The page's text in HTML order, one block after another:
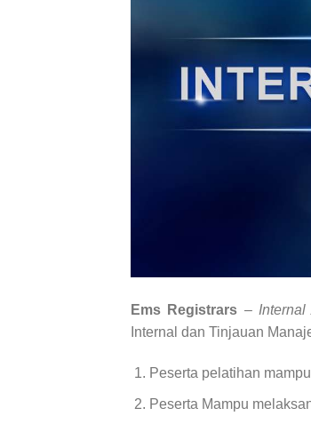
Ems Registrars –
Internal dan Tinjauan
Peserta pelatihan
Peserta Mampu